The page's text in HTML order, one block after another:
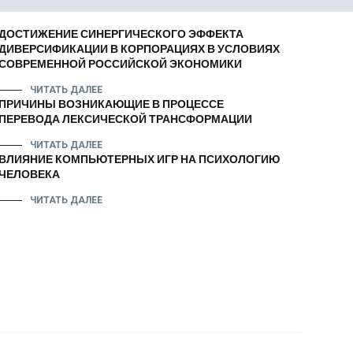
СИНЕРГИЧЕСКОГО ЭФФЕКТА
В КОРПОРАЦИЯХ В УСЛОВИЯХ
РОССИЙСКОЙ ЭКОНОМИКИ
ЧИТАТЬ ДАЛЕЕ
ПРИЧИНЫ ВОЗНИКАЮЩИЕ В ПРОЦЕССЕ
ПЕРЕВОДА ЛЕКСИЧЕСКОЙ ТРАНСФОРМАЦИИ
ЧИТАТЬ ДАЛЕЕ
ВЛИЯНИЕ КОМПЬЮТЕРНЫХ ИГР НА ПСИХОЛОГИЮ
ЧИТАТЬ ДАЛЕЕ